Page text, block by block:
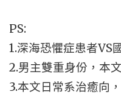
PS:
1.深海恐懼症患者VS
2.男主雙重身份，本
3.本文日常系治癒向